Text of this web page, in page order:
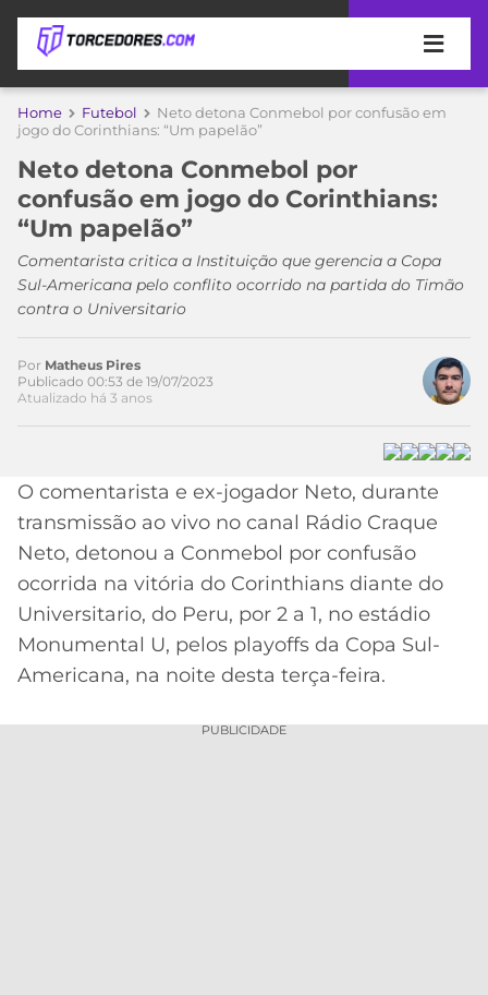
APOSTAS
DE
APOSTA
MELHORES
SITES
DE
APOSTAS
2026
CÓDIGO
DE
INDICAÇÃO
BET365
CÓDIGO
BETANO
COPA
DO
MUNDO
TIMES
MEU
TIME
CORINTHIANS
SÃO
PAULO
SANTOS
FLAMENGO
CAMPEONATOS
A
LIBERTADORES
COPA
BRASIL
MERCADO
DA
BOLA
PALPITES
Home Futebol
Neto detona Conmebol por confusão em
jogo do Corinthians: “Um papelão”
Neto detona Conmebol por
confusão em jogo do Corinthians:
“Um papelão”
Comentarista critica a Instituição que gerencia a Copa
Sul-Americana pelo conflito ocorrido na partida do Timão
contra o Universitario
Acesse o perfil do autor
no Twitter
Por Matheus Pires
Publicado 00:53 de 19/07/2023
Atualizado há 3 anos
O comentarista e ex-jogador Neto, durante
transmissão ao vivo no canal Rádio Craque
Neto, detonou a Conmebol por confusão
ocorrida na vitória do Corinthians diante do
Universitario, do Peru, por 2 a 1, no estádio
Monumental U, pelos playoffs da Copa Sul-
Americana, na noite desta terça-feira.
PUBLICIDADE